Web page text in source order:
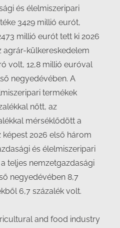
és élelmiszeripari
3429 millió eurót,
millió eurót tett ki 2026
agrár-külkereskedelem
volt, 12,8 millió euróval
negyedévében. A
termékek
nőtt, az
mérséklődött a
képest 2026 első három
és élelmiszeripari
teljes nemzetgazdasági
negyedévében 8,7
6,7 százalék volt.
and food industry